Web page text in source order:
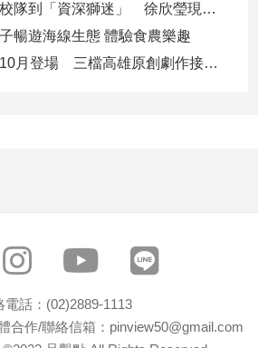
從昔日高中女籃校隊到「資深獅迷」 徐欣瑩現身攻城獅開訓為球隊加油
暢遊海線生態 體驗食農樂趣
「正港雄有戲」10月登場 三檔高雄原創劇作接力演出
電話：(02)2889-1113
合作/聯絡信箱：pinview50@gmail.com